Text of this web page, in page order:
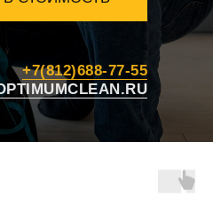
+7(812)688-77-55